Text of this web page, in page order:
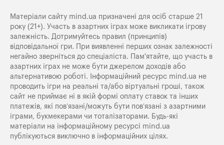
Матеріали сайту mind.ua призначені для осіб старше 21
року (21+). Участь в азартних іграх може викликати ігрову
залежність. Дотримуйтесь правил (принципів)
відповідальної гри. При виявленні перших ознак залежності
негайно зверніться до спеціаліста. Пам'ятайте, що участь в
азартних іграх не може бути джерелом доходів або
альтернативою роботі. Інформаційний ресурс mind.ua не
проводить ігри на реальні та/або віртуальні гроші, також
сайт не приймає ні в якій формі оплату ставок та інших
платежів, які пов’язані/можуть бути пов’язані з азартними
іграми, букмекерами чи тоталізаторами. Будь-які
матеріали на інформаційному ресурсі mind.ua
публікуються виключно в інформаційних цілях.